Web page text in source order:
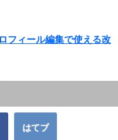
フィール編集で使える改
はてブ